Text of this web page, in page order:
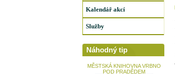
Kalendář akcí
Služby
Náhodný tip
MĚSTSKÁ KNIHOVNA VRBNO
POD PRADĚDEM